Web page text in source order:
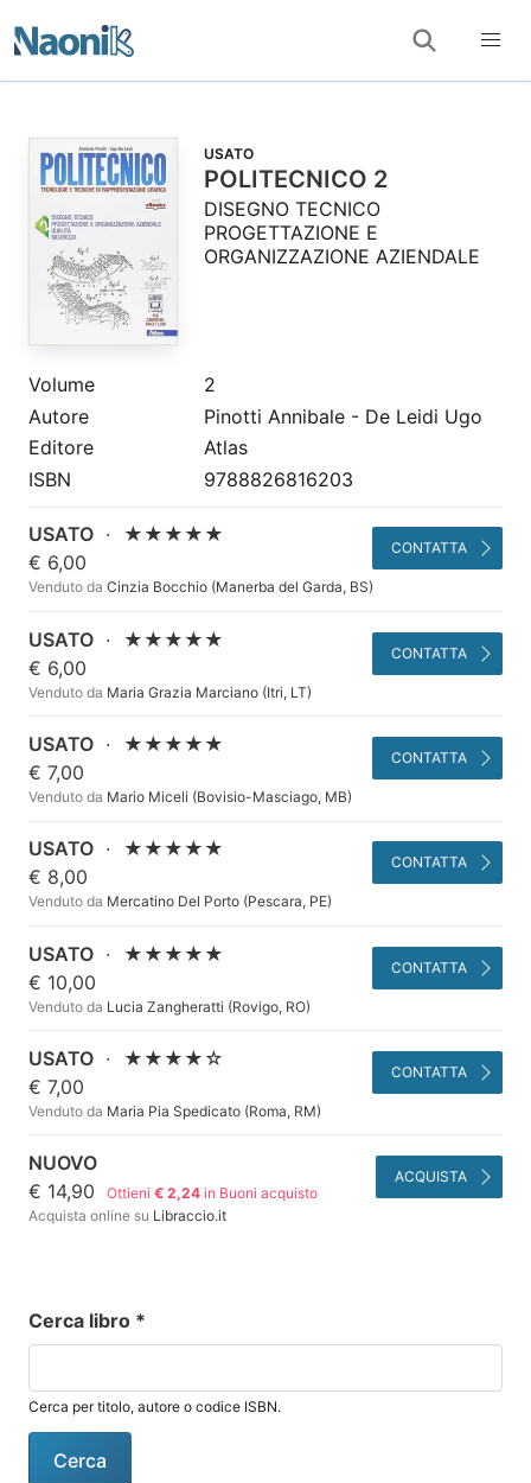
USATO
POLITECNICO 2
DISEGNO TECNICO
PROGETTAZIONE E
ORGANIZZAZIONE AZIENDALE
Volume
2
Autore
Pinotti Annibale - De Leidi Ugo
Editore
Atlas
ISBN
9788826816203
USATO ·
★★★★★
€ 6,00
Venduto da Cinzia Bocchio (Manerba del Garda, BS)
CONTATTA
USATO ·
★★★★★
€ 6,00
Venduto da Maria Grazia Marciano (Itri, LT)
CONTATTA
USATO ·
★★★★★
€ 7,00
Venduto da Mario Miceli (Bovisio-Masciago, MB)
CONTATTA
USATO ·
★★★★★
€ 8,00
Venduto da Mercatino Del Porto (Pescara, PE)
CONTATTA
USATO ·
★★★★★
€ 10,00
Venduto da Lucia Zangheratti (Rovigo, RO)
CONTATTA
USATO ·
★★★★☆
€ 7,00
Venduto da Maria Pia Spedicato (Roma, RM)
CONTATTA
NUOVO
€ 14,90
Ottieni€ 2,24 in Buoni acquisto
Acquista online su Libraccio.it
ACQUISTA
Cerca libro *
Cerca per titolo, autore o codice ISBN.